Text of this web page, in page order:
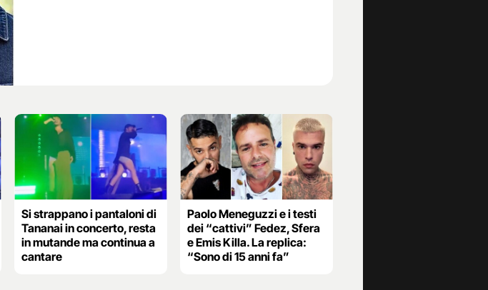
Si strappano i pantaloni di
Tananai in concerto, resta
in mutande ma continua a
cantare
Paolo Meneguzzi e i testi
dei “cattivi” Fedez, Sfera
e Emis Killa. La replica:
“Sono di 15 anni fa”